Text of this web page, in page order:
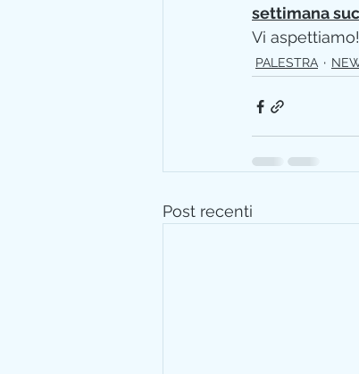
settimana
Vi
PALESTRA
Post recenti